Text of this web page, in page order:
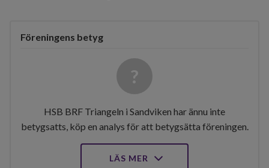
Föreningens betyg
HSB BRF Triangeln i Sandviken har ännu inte
betygsatts, köp en analys för att betygsätta föreningen.
LÄS MER